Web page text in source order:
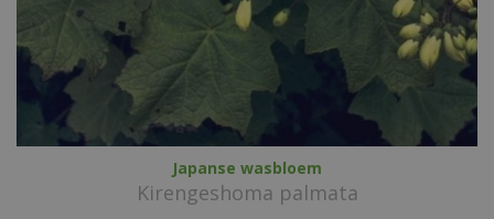
Japanse wasbloem
Kirengeshoma palmata